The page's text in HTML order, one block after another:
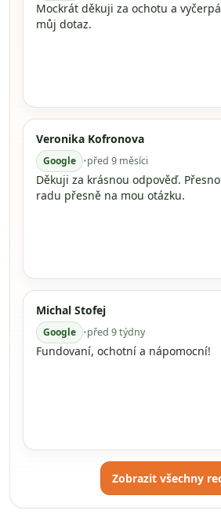
Mockrát děkuji za ochotu a
můj dotaz.
Veronika Kofronova
Google •před 9 měsíci
Děkuji za krásnou odpověď.
radu přesně na mou otázku.
Michal Stofej
Google •před 9 týdny
Fundovaní, ochotní a nápomocní!
Zobrazit všechny